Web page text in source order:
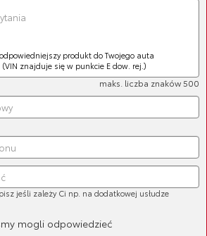
Cena brutto:
90,60 zł
maks. liczba znaków 500
produkt do Twojego auta
(VIN znajduje się w punkcie E dow. rej.)
jeśli zależy Ci np. na dodatkowej usłudze
mogli odpowiedzieć